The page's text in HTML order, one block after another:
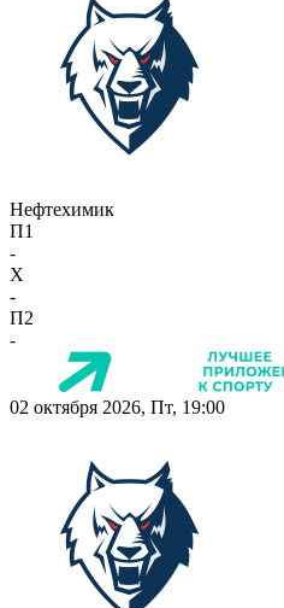
Нефтехимик
П1
-
X
-
П2
-
02 октября 2026, Пт, 19:00